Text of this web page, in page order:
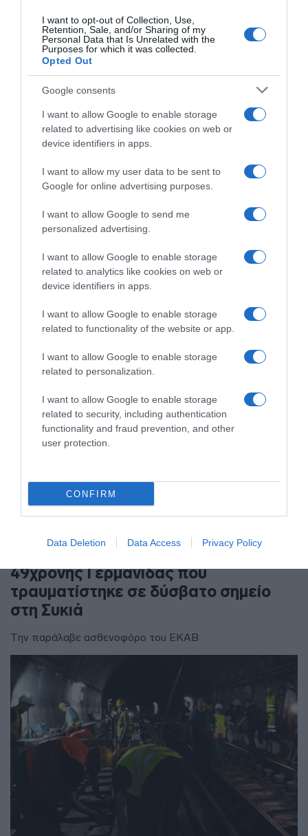
I want to opt-out of Collection, Use,
Retention, Sale, and/or Sharing of my
Personal Data that Is Unrelated with the
Purposes for which it was collected.
Opted Out
Google consents
I want to allow Google to enable storage
related to advertising like cookies on web or
device identifiers in apps.
I want to allow my user data to be sent to
Google for online advertising purposes.
I want to allow Google to send me
personalized advertising.
I want to allow Google to enable storage
related to analytics like cookies on web or
device identifiers in apps.
I want to allow Google to enable storage
related to functionality of the website or app.
I want to allow Google to enable storage
related to personalization.
I want to allow Google to enable storage
related to security, including authentication
functionality and fraud prevention, and other
user protection.
CONFIRM
Data Deletion Data Access Privacy Policy
ΕΛΛΑΔΑ
Σαμοθράκη: Αίσιο τέλος για
ηλικιωμένη Ιταλίδα τουρίστρια που
χάρη στην άμεση επέμβαση νεαρού
ναυαγοσώστη
Στην παραλία της Παχιάς Άμμου
Χαλκιδική: Επιχείρηση μεταφοράς
49χρονης Γερμανίδας που
τραυματίστηκε σε δύσβατο σημείο
στη Συκιά
Την παράλαβε ασθενοφόρο του ΕΚΑΒ